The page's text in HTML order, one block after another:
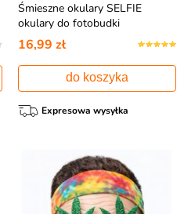
Śmieszne okulary SELFIE
okulary do fotobudki
16,99 zł
do koszyka
Expresowa wysyłka